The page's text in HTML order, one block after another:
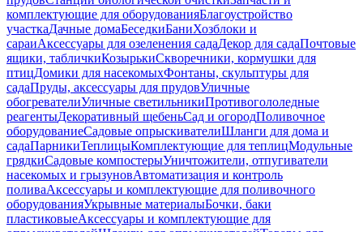
комплектующие для оборудованияБлагоустройство
участкаДачные домаБеседкиБаниХозблоки и
сараиАксессуары для озеленения садаДекор для садаПочтовые
ящики, табличкиКозырькиСкворечники, кормушки для
птицДомики для насекомыхФонтаны, скульптуры для
садаПруды, аксессуары для прудовУличные
обогревателиУличные светильникиПротивогололедные
реагентыДекоративный щебеньСад и огородПоливочное
оборудованиеСадовые опрыскивателиШланги для дома и
садаПарникиТеплицыКомплектующие для теплицМодульные
грядкиСадовые компостерыУничтожители, отпугиватели
насекомых и грызуновАвтоматизация и контроль
поливаАксессуары и комплектующие для поливочного
оборудованияУкрывные материалыБочки, баки
пластиковыеАксессуары и комплектующие для